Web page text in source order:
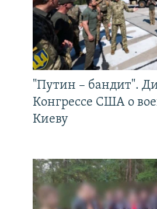
"Путин – бандит".
Конгрессе США о
Киеву